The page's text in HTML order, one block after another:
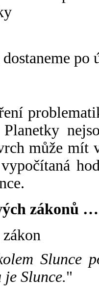
po
může mít
zákonů …
Slunce
je Slunce."